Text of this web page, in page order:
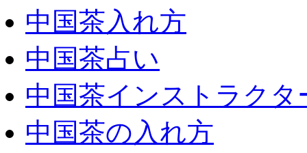
中国茶入れ方
中国茶占い
中国茶インストラクタ
中国茶の入れ方